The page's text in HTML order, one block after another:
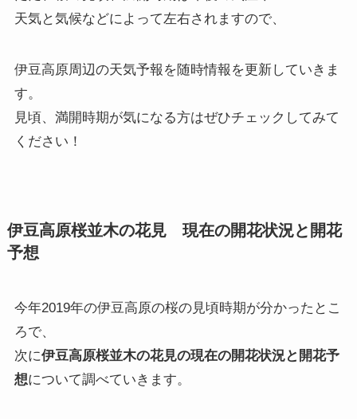
天気と気候などによって左右されますので、
伊豆高原周辺の天気予報を随時情報を更新していきま
す。
見頃、満開時期が気になる方はぜひチェックしてみて
ください！
伊豆高原桜並木の花見 現在の開花状況と開花
予想
今年2019年の伊豆高原の桜の見頃時期が分かったとこ
ろで、
次に伊豆高原桜並木の花見の現在の開花状況と開花予
想について調べていきます。